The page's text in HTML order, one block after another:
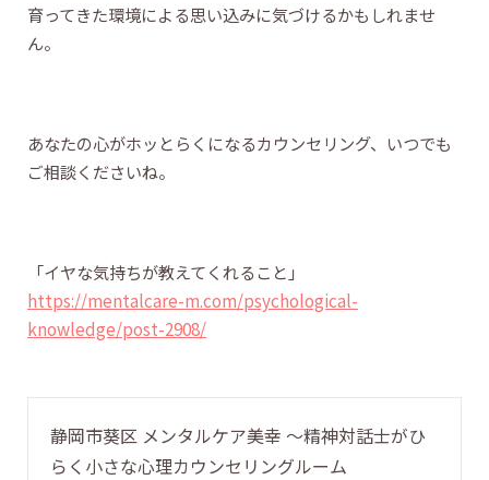
育ってきた環境による思い込みに気づけるかもしれませ
ん。
あなたの心がホッとらくになるカウンセリング、いつでも
ご相談くださいね。
「イヤな気持ちが教えてくれること」
https://mentalcare-m.com/psychological-
knowledge/post-2908/
静岡市葵区 メンタルケア美幸 〜精神対話士がひ
らく小さな心理カウンセリングルーム